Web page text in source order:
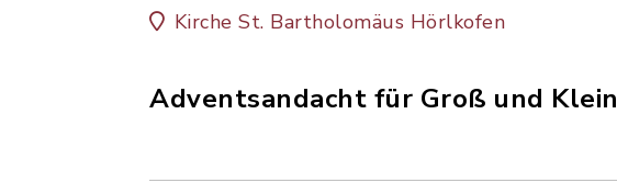
Kirche St. Bartholomäus Hörlkofen
Adventsandacht für Groß und Klein